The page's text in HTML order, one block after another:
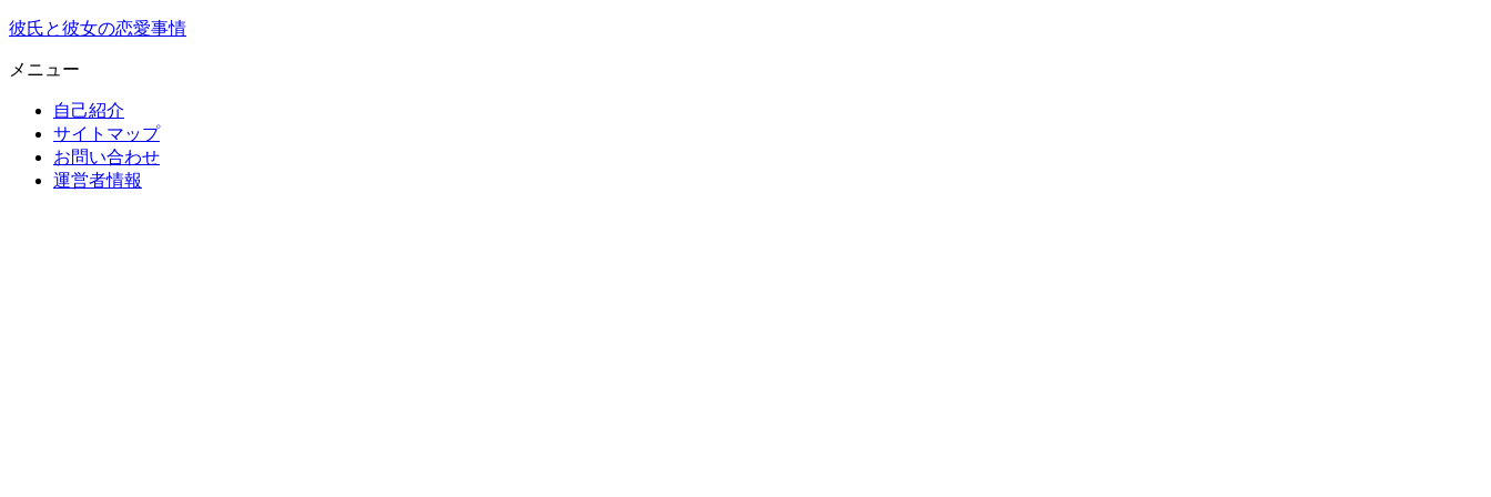
彼氏と彼女の恋愛事情
メニュー
自己紹介
サイトマップ
お問い合わせ
運営者情報